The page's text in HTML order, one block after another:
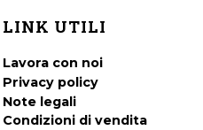
LINK UTILI
Lavora con noi
Privacy policy
Note legali
Condizioni di vendita